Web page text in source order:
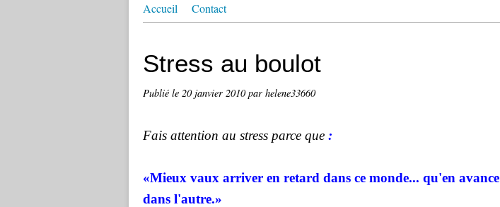
Accueil Contact
Stress au boulot
Publié le 20 janvier 2010par helene33660
Fais attention au stress parce que :
«Mieux vaux arriver en retard dans ce monde... qu'en avance
dans l'autre.»